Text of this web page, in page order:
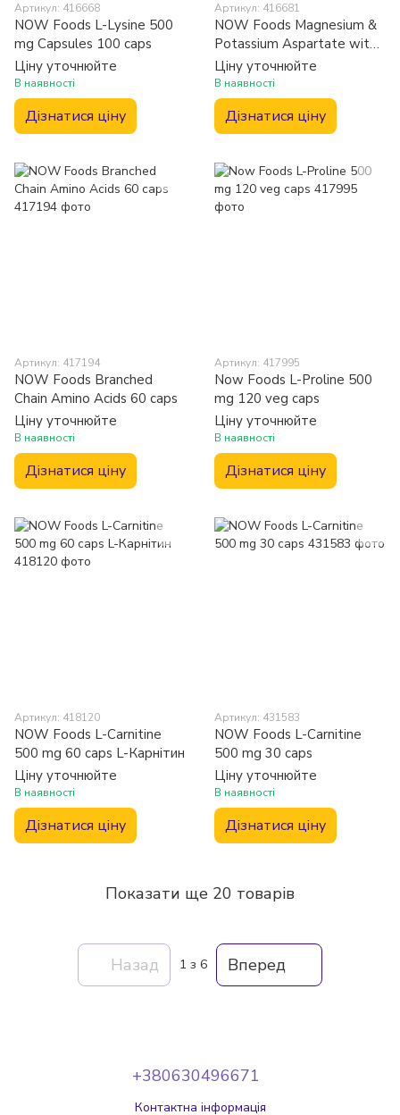
Артикул: 416668
NOW Foods L-Lysine 500
mg Capsules 100 caps
Ціну уточнюйте
В наявності
Дізнатися ціну
Артикул: 416681
NOW Foods Magnesium &
Potassium Aspartate with
Taurine Capsules 120 caps
Ціну уточнюйте
В наявності
Дізнатися ціну
Артикул: 417194
NOW Foods Branched
Chain Amino Acids 60 caps
Ціну уточнюйте
В наявності
Дізнатися ціну
Артикул: 417995
Now Foods L-Proline 500
mg 120 veg caps
Ціну уточнюйте
В наявності
Дізнатися ціну
Артикул: 418120
NOW Foods L-Carnitine
500 mg 60 caps L-Карнітин
Ціну уточнюйте
В наявності
Дізнатися ціну
Артикул: 431583
NOW Foods L-Carnitine
500 mg 30 caps
Ціну уточнюйте
В наявності
Дізнатися ціну
Показати ще 20 товарів
Назад 1 з 6 Вперед
+380630496671
Контактна інформація